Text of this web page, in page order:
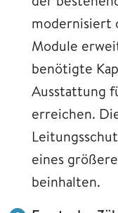
modernisiert
Module
benötigte
Ausstattung
erreichen.
eines
beinhalten.